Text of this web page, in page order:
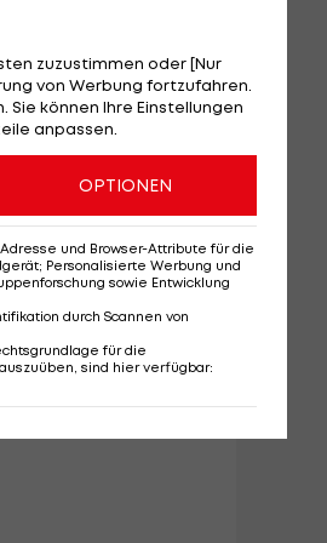
beim
zuzustimmen oder [Nur
von Werbung fortzufahren.
können Ihre Einstellungen
anpassen.
OPTIONEN
und Browser-Attribute für die
Personalisierte Werbung und
sowie Entwicklung
durch Scannen von
für die
sind hier verfügbar: